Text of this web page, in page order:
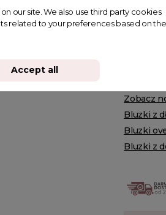
Regular
long
Zobacz
Bluzki z
Bluzki
Bluzki z
our site. We also use third party cookies
related to your preferences based on the
Accept all